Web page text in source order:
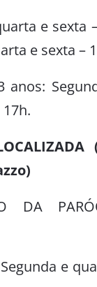
e sexta
e sexta –
anos:
DA
e